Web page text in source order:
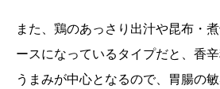
また、鶏のあっさり出汁や昆布・
ースになっているタイプだと、香
うまみが中心となるので、胃腸の